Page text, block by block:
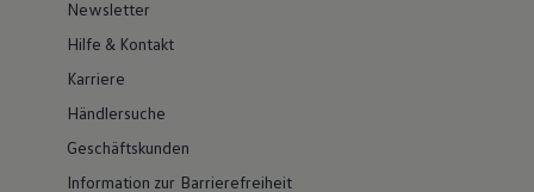
Newsletter
Hilfe & Kontakt
Karriere
Händlersuche
Geschäftskunden
Information zur Barrierefreiheit